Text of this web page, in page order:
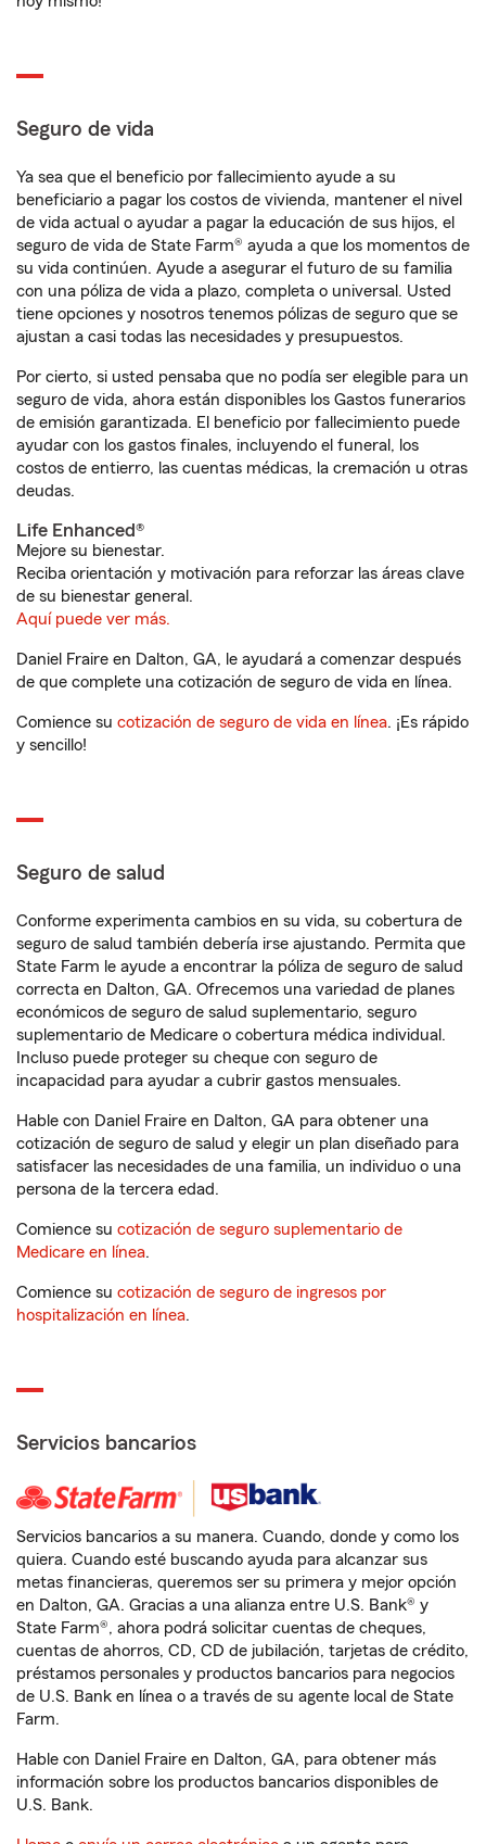
Seguro de vida
Ya sea que el beneficio por fallecimiento ayude a su
beneficiario a pagar los costos de vivienda, mantener el nivel
de vida actual o ayudar a pagar la educación de sus hijos, el
seguro de vida de State Farm® ayuda a que los momentos de
su vida continúen. Ayude a asegurar el futuro de su familia
con una póliza de vida a plazo, completa o universal. Usted
tiene opciones y nosotros tenemos pólizas de seguro que se
ajustan a casi todas las necesidades y presupuestos.
Por cierto, si usted pensaba que no podía ser elegible para un
seguro de vida, ahora están disponibles los Gastos funerarios
de emisión garantizada. El beneficio por fallecimiento puede
ayudar con los gastos finales, incluyendo el funeral, los
costos de entierro, las cuentas médicas, la cremación u otras
deudas.
Life Enhanced®
Mejore su bienestar.
Reciba orientación y motivación para reforzar las áreas clave
de su bienestar general.
Aquí puede ver más.
Daniel Fraire en Dalton, GA, le ayudará a comenzar después
de que complete una cotización de seguro de vida en línea.
Comience su cotización de seguro de vida en línea. ¡Es rápido
y sencillo!
Seguro de salud
Conforme experimenta cambios en su vida, su cobertura de
seguro de salud también debería irse ajustando. Permita que
State Farm le ayude a encontrar la póliza de seguro de salud
correcta en Dalton, GA. Ofrecemos una variedad de planes
económicos de seguro de salud suplementario, seguro
suplementario de Medicare o cobertura médica individual.
Incluso puede proteger su cheque con seguro de
incapacidad para ayudar a cubrir gastos mensuales.
Hable con Daniel Fraire en Dalton, GA para obtener una
cotización de seguro de salud y elegir un plan diseñado para
satisfacer las necesidades de una familia, un individuo o una
persona de la tercera edad.
Comience su cotización de seguro suplementario de
Medicare en línea.
Comience su cotización de seguro de ingresos por
hospitalización en línea.
Servicios bancarios
Servicios bancarios a su manera. Cuando, donde y como los
quiera. Cuando esté buscando ayuda para alcanzar sus
metas financieras, queremos ser su primera y mejor opción
en Dalton, GA. Gracias a una alianza entre U.S. Bank® y
State Farm®, ahora podrá solicitar cuentas de cheques,
cuentas de ahorros, CD, CD de jubilación, tarjetas de crédito,
préstamos personales y productos bancarios para negocios
de U.S. Bank en línea o a través de su agente local de State
Farm.
Hable con Daniel Fraire en Dalton, GA, para obtener más
información sobre los productos bancarios disponibles de
U.S. Bank.